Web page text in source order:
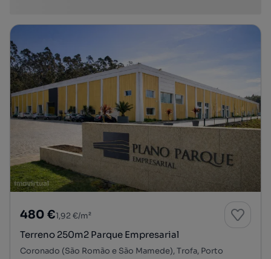
480 €1,92 €/m²
Terreno 250m2 Parque Empresarial
Coronado (São Romão e São Mamede), Trofa, Porto